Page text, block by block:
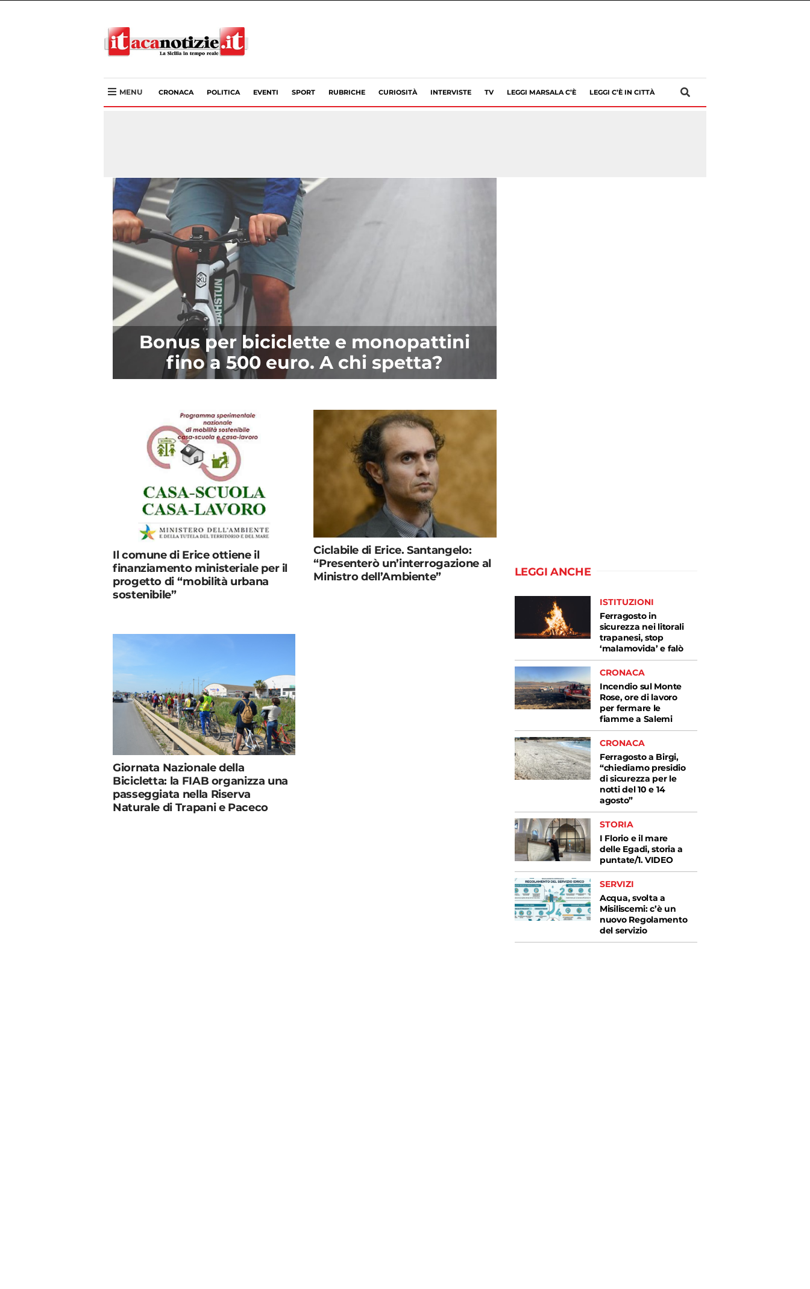
MENU CRONACA POLITICA EVENTI SPORT RUBRICHE CURIOSITÀ INTERVISTE TV LEGGI MARSALA C’È LEGGI C’È IN CITTÀ
Bonus per biciclette e monopattini
fino a 500 euro. A chi spetta?
Il comune di Erice ottiene il
finanziamento ministeriale per il
progetto di “mobilità urbana
sostenibile”
Ciclabile di Erice. Santangelo:
“Presenterò un’interrogazione al
Ministro dell’Ambiente”
Giornata Nazionale della
Bicicletta: la FIAB organizza una
passeggiata nella Riserva
Naturale di Trapani e Paceco
LEGGI ANCHE
ISTITUZIONI
Ferragosto in
sicurezza nei litorali
trapanesi, stop
‘malamovida’ e falò
CRONACA
Incendio sul Monte
Rose, ore di lavoro
per fermare le
fiamme a Salemi
CRONACA
Ferragosto a Birgi,
“chiediamo presidio
di sicurezza per le
notti del 10 e 14
agosto”
STORIA
I Florio e il mare
delle Egadi, storia a
puntate/1. VIDEO
SERVIZI
Acqua, svolta a
Misiliscemi: c’è un
nuovo Regolamento
del servizio